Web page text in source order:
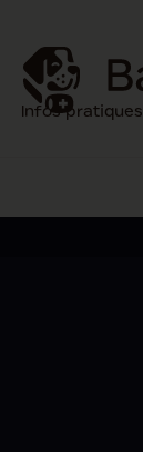
Infos pratiques